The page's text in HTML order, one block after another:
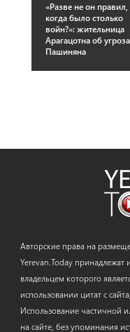
«Разве не он правил,
когда было столько
войн?»: жительница
Арагацотна об
Пашиняна
Авторские права на
Yerevan.Today принадлежат
владельцем которого
использовании цитат с
Использование частичной
на сайте, без упоминания